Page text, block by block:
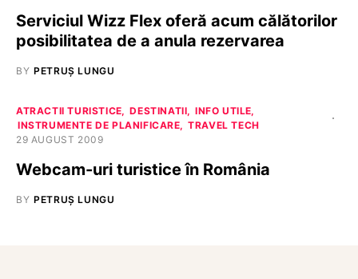
Serviciul Wizz Flex oferă acum călătorilor
posibilitatea de a anula rezervarea
BY PETRUȘ LUNGU
ATRACTII TURISTICE DESTINATII
INFO UTILE
INSTRUMENTE DE PLANIFICARE
TRAVEL TECH
29 AUGUST 2009
Webcam-uri turistice în România
BY PETRUȘ LUNGU